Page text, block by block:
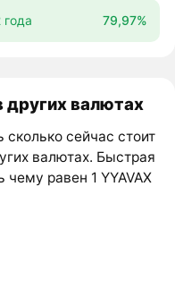
года 79,97%
других валютах
сейчас стоит
валютах. Быстрая
чему равен 1 YYAVAX